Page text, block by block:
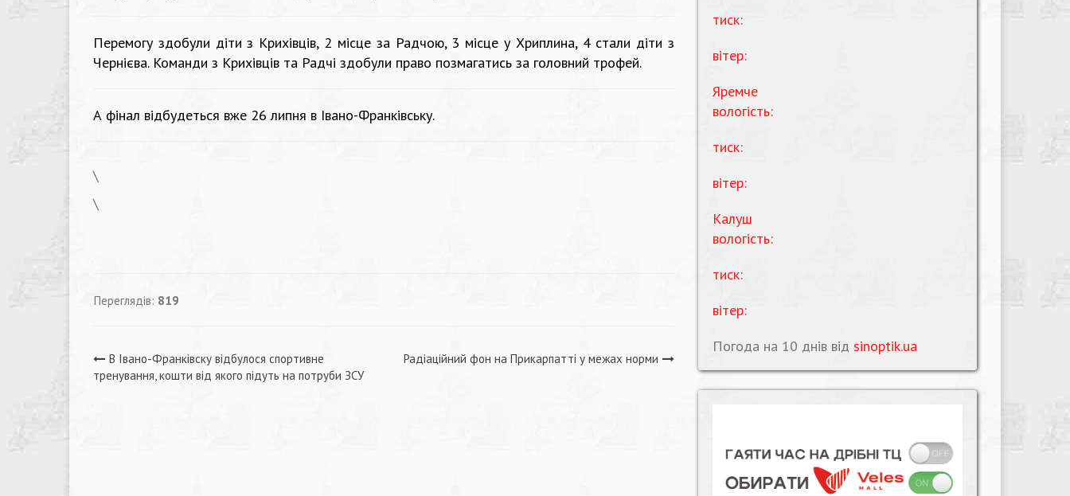
Перемогу здобули діти з Крихівців, 2 місце за Радчою, 3 місце у Хриплина, 4 стали діти з
Чернієва. Команди з Крихівців та Радчі здобули право позмагатись за головний трофей.
А фінал відбудеться вже 26 липня в Івано-Франківську.
\
\
Переглядів: 819
Навігація
В Івано-Франківску відбулося спортивне
тренування, кошти від якого підуть на потруби ЗСУ
Радіаційний фон на Прикарпатті у межах норми
тиск:
вітер:
Яремче
вологість:
тиск:
вітер:
Калуш
вологість:
тиск:
вітер:
Погода на 10 днів від sinoptik.ua